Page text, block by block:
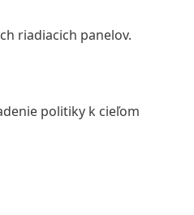
riadiacich panelov.
politiky k cieľom